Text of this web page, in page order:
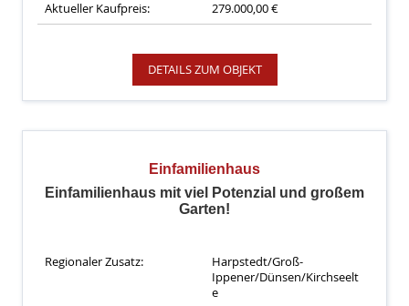
Aktueller Kaufpreis:
279.000,00 €
DETAILS ZUM OBJEKT
Einfamilienhaus
Einfamilienhaus mit viel Potenzial und großem
Garten!
Regionaler Zusatz:
Harpstedt/Groß-
Ippener/Dünsen/Kirchseelt
e